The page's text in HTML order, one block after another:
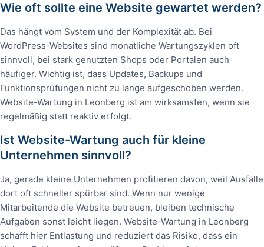
Wie oft sollte eine Website gewartet werden?
Das hängt vom System und der Komplexität ab. Bei
WordPress-Websites sind monatliche Wartungszyklen oft
sinnvoll, bei stark genutzten Shops oder Portalen auch
häufiger. Wichtig ist, dass Updates, Backups und
Funktionsprüfungen nicht zu lange aufgeschoben werden.
Website-Wartung in Leonberg ist am wirksamsten, wenn sie
regelmäßig statt reaktiv erfolgt.
Ist Website-Wartung auch für kleine
Unternehmen sinnvoll?
Ja, gerade kleine Unternehmen profitieren davon, weil Ausfälle
dort oft schneller spürbar sind. Wenn nur wenige
Mitarbeitende die Website betreuen, bleiben technische
Aufgaben sonst leicht liegen. Website-Wartung in Leonberg
schafft hier Entlastung und reduziert das Risiko, dass ein